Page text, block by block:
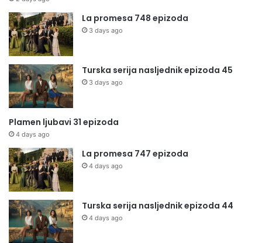
La promesa 748 epizoda
3 days ago
Turska serija nasljednik epizoda 45
3 days ago
Plamen ljubavi 31 epizoda
4 days ago
La promesa 747 epizoda
4 days ago
Turska serija nasljednik epizoda 44
4 days ago